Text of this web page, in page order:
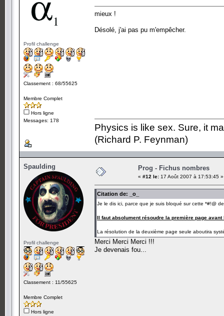
Profil challenge
Classement : 68/55625
Membre Complet
Hors ligne
Messages: 178
mieux !
Désolé, j'ai pas pu m'empêcher.
Physics is like sex. Sure, it
(Richard P. Feynman)
Spaulding
Profil challenge
Classement : 11/55625
Membre Complet
Hors ligne
Prog - Fichus nombres
« #12 le: 17 Août 2007 à 17:53:45 »
Citation de: _o_
Je le dis ici, parce que je suis bloqué sur cette *#!@
Il faut absolument résoudre la première page avant
La résolution de la deuxième page seule aboutira
Merci Merci Merci !!!
Je devenais fou...